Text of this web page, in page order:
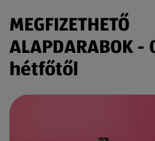
MEGFIZETHETŐ
ALAPDARABOK -
hétfőtől